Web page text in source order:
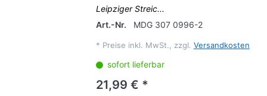
Leipziger Streic...
Art.-Nr.
MDG 307 0996-2
* Preise inkl. MwSt., zzgl. Versandkosten
sofort lieferbar
21,99 € *